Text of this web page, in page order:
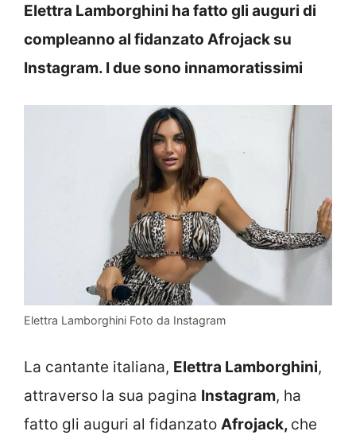
Elettra Lamborghini ha fatto gli auguri di
compleanno al fidanzato Afrojack su
Instagram. I due sono innamoratissimi
Elettra Lamborghini Foto da Instagram
La cantante italiana, Elettra Lamborghini,
attraverso la sua pagina Instagram, ha
fatto gli auguri al fidanzato Afrojack, che